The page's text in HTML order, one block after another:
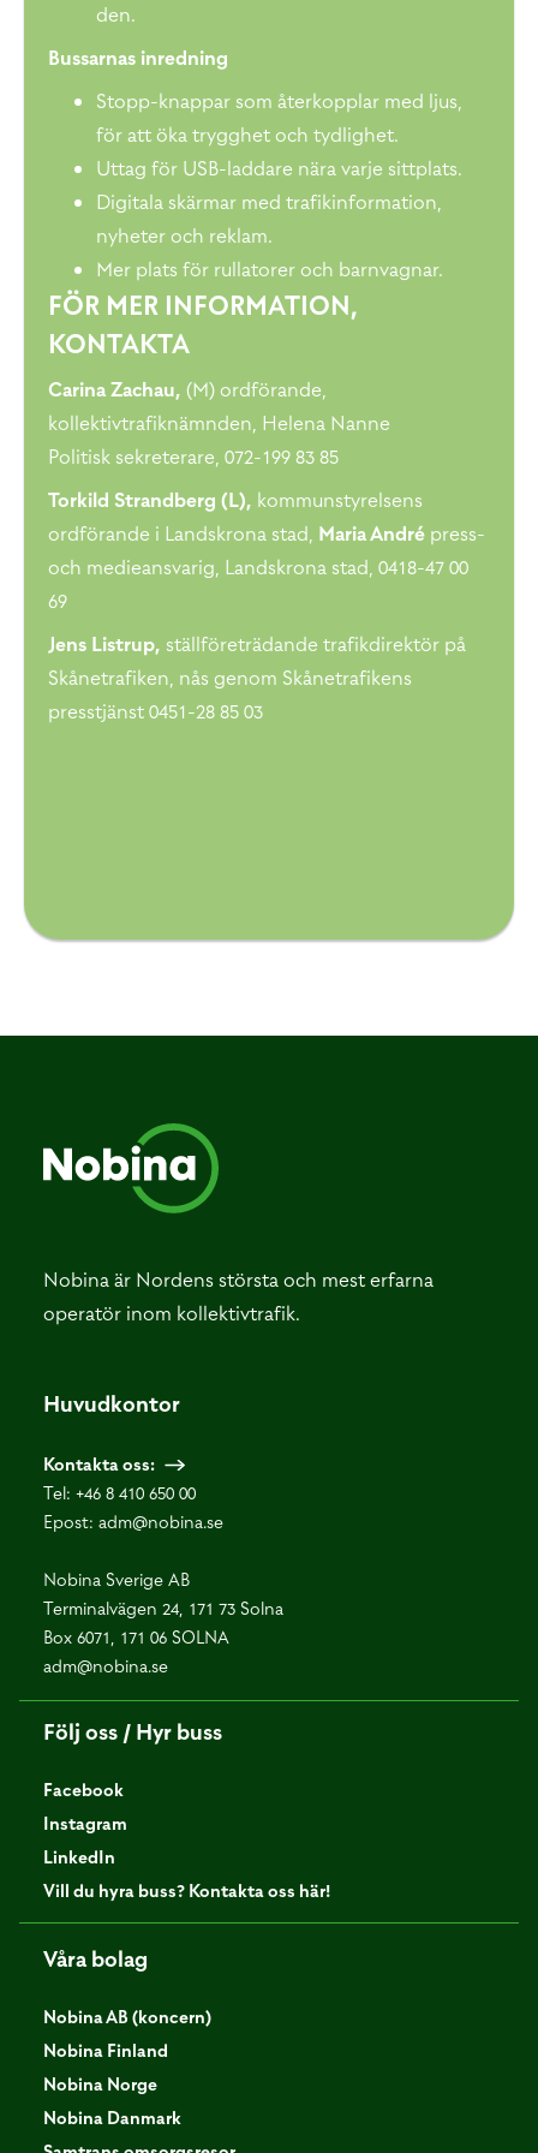
den.
Bussarnas inredning
Stopp-knappar som återkopplar med ljus,
för att öka trygghet och tydlighet.
Uttag för USB-laddare nära varje sittplats.
Digitala skärmar med trafikinformation,
nyheter och reklam.
Mer plats för rullatorer och barnvagnar.
FÖR MER INFORMATION,
KONTAKTA
Carina Zachau, (M) ordförande,
kollektivtrafiknämnden, Helena Nanne
Politisk sekreterare, 072-199 83 85
Torkild Strandberg (L), kommunstyrelsens
ordförande i Landskrona stad, Maria André press-
och medieansvarig, Landskrona stad, 0418-47 00
69
Jens Listrup, ställföreträdande trafikdirektör på
Skånetrafiken, nås genom Skånetrafikens
presstjänst 0451-28 85 03
Nobina är Nordens största och mest erfarna
operatör inom kollektivtrafik.
Huvudkontor
Kontakta oss:
Tel: +46 8 410 650 00
Epost: adm@nobina.se
Nobina Sverige AB
Terminalvägen 24, 171 73 Solna
Box 6071, 171 06 SOLNA
adm@nobina.se
Följ oss / Hyr buss
Facebook
Instagram
LinkedIn
Vill du hyra buss? Kontakta oss här!
Våra bolag
Nobina AB (koncern)
Nobina Finland
Nobina Norge
Nobina Danmark